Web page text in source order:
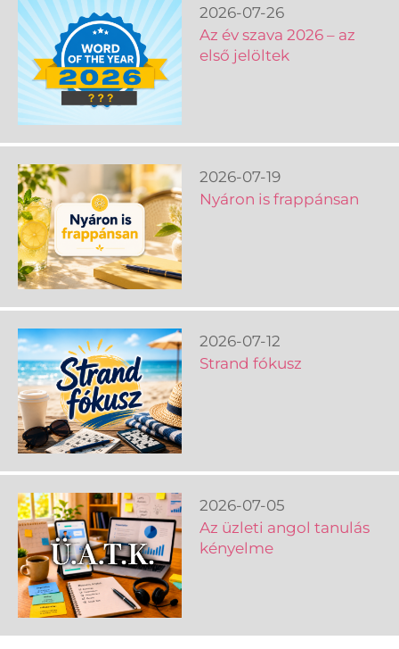
2026-07-26
Az év szava 2026 – az
első jelöltek
2026-07-19
Nyáron is frappánsan
2026-07-12
Strand fókusz
2026-07-05
Az üzleti angol tanulás
kényelme